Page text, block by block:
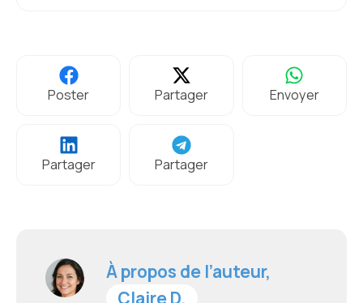
Poster Partager Envoyer
Partager Partager
À propos de l’auteur,
Claire D.